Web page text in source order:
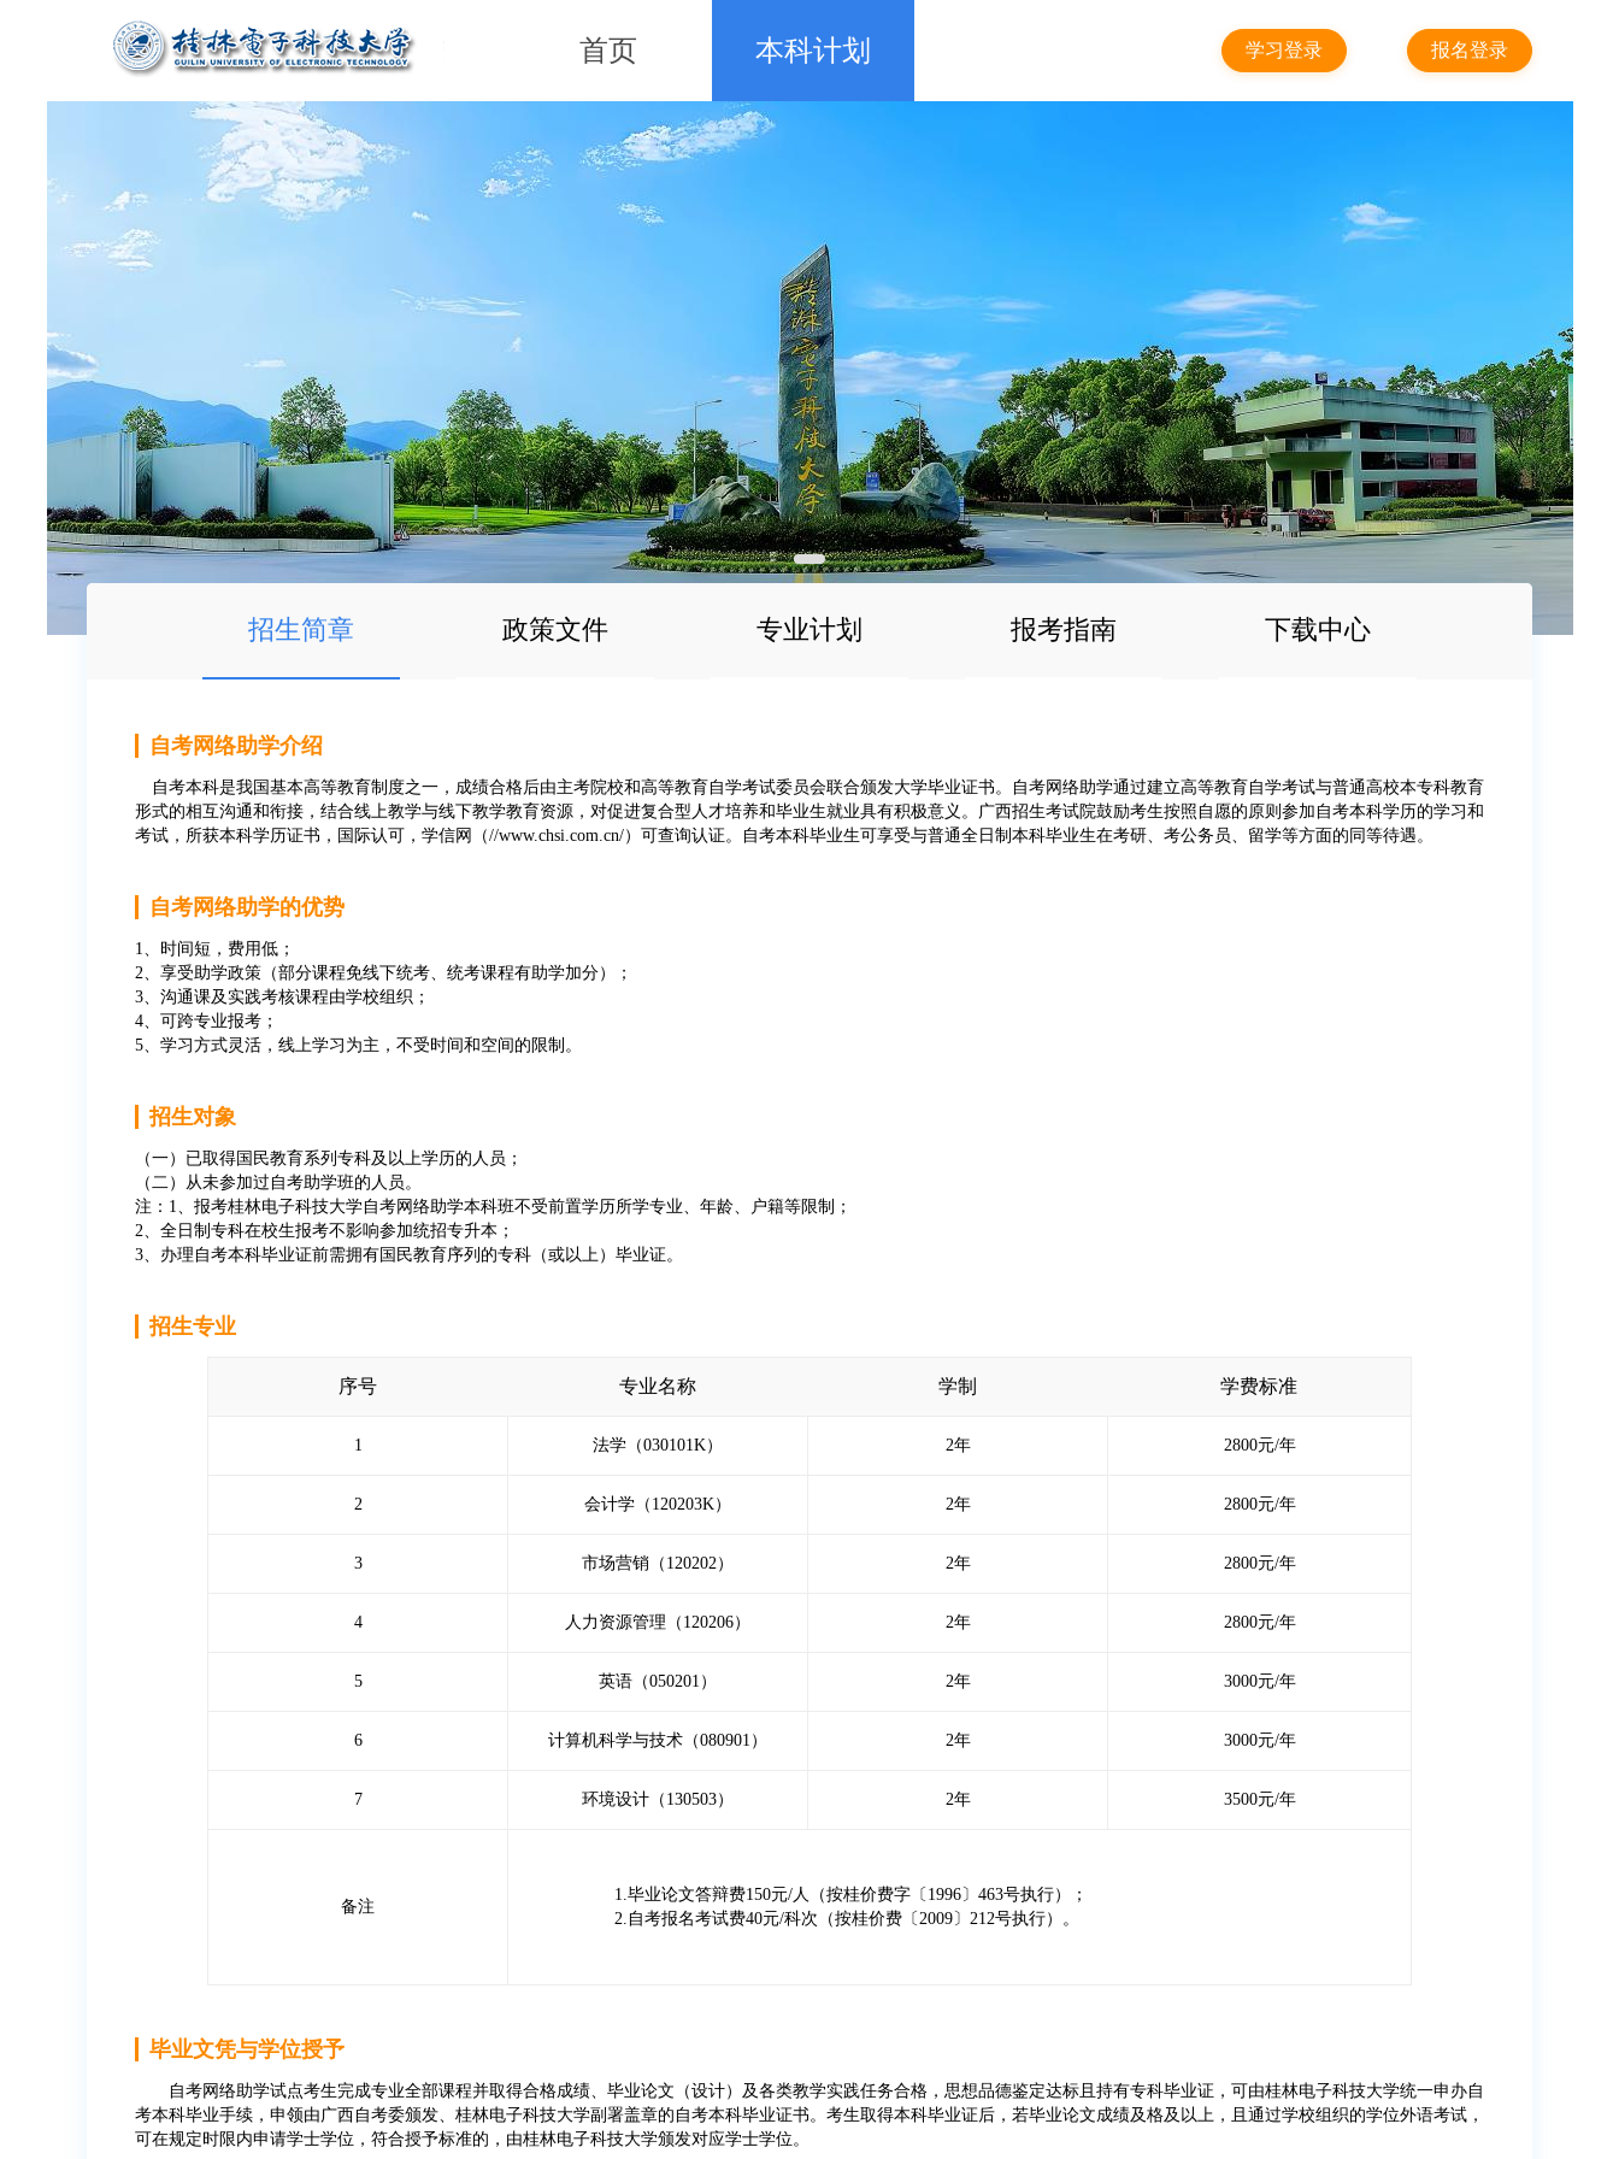
首页 本科计划 报名登录
学习登录
1
招生简章 政策文件 专业计划 报考指南 下载中心
自考网络助学介绍
自考本科是我国基本高等教育制度之一，成绩合格后由主考院校和高等教育自学考试委员会联合颁发大学毕业证书。自考网络助学通过建立高等教育自学考试与普通高校本专科教育
形式的相互沟通和衔接，结合线上教学与线下教学教育资源，对促进复合型人才培养和毕业生就业具有积极意义。广西招生考试院鼓励考生按照自愿的原则参加自考本科学历的学习和
考试，所获本科学历证书，国际认可，学信网（//www.chsi.com.cn/）可查询认证。自考本科毕业生可享受与普通全日制本科毕业生在考研、考公务员、留学等方面的同等待遇。
自考网络助学的优势
1、时间短，费用低；
2、享受助学政策（部分课程免线下统考、统考课程有助学加分）；
3、沟通课及实践考核课程由学校组织；
4、可跨专业报考；
5、学习方式灵活，线上学习为主，不受时间和空间的限制。
招生对象
（一）已取得国民教育系列专科及以上学历的人员；
（二）从未参加过自考助学班的人员。
注：1、报考桂林电子科技大学自考网络助学本科班不受前置学历所学专业、年龄、户籍等限制；
2、全日制专科在校生报考不影响参加统招专升本；
3、办理自考本科毕业证前需拥有国民教育序列的专科（或以上）毕业证。
招生专业
序号 专业名称 学制 学费标准
1 法学（030101K） 2年 2800元/年
2 会计学（120203K） 2年 2800元/年
3 市场营销（120202） 2年 2800元/年
4 人力资源管理（120206） 2年 2800元/年
5 英语（050201） 2年 3000元/年
6 计算机科学与技术（080901） 2年 3000元/年
7 环境设计（130503） 2年 3500元/年
备注
1.毕业论文答辩费150元/人（按桂价费字〔1996〕463号执行）；
2.自考报名考试费40元/科次（按桂价费〔2009〕212号执行）。
毕业文凭与学位授予
自考网络助学试点考生完成专业全部课程并取得合格成绩、毕业论文（设计）及各类教学实践任务合格，思想品德鉴定达标且持有专科毕业证，可由桂林电子科技大学统一申办自
考本科毕业手续，申领由广西自考委颁发、桂林电子科技大学副署盖章的自考本科毕业证书。考生取得本科毕业证后，若毕业论文成绩及格及以上，且通过学校组织的学位外语考试，
可在规定时限内申请学士学位，符合授予标准的，由桂林电子科技大学颁发对应学士学位。